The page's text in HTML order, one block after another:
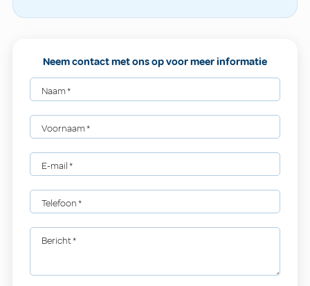
Neem contact met ons op voor meer informatie
Naam*
Voornaam*
E-mail*
Telefoon*
Bericht*